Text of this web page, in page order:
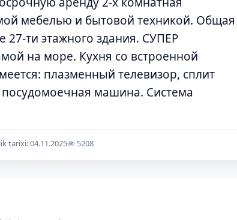
мебелью и бытовой техникой. Общая
27-ти этажного здания. СУПЕР
на море. Кухня со встроенной
плазменный телевизор, сплит
машина. Система
tarixi: 04.11.2025 5208